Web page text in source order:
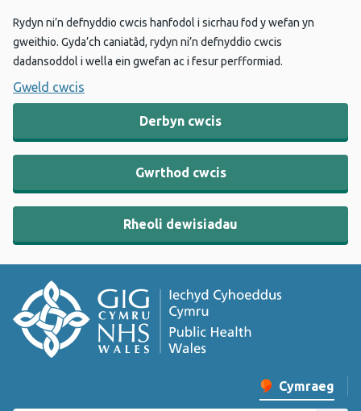
Rydyn ni’n defnyddio cwcis hanfodol i sicrhau fod y wefan yn
gweithio. Gyda’ch caniatâd, rydyn ni’n defnyddio cwcis
dadansoddol i wella ein gwefan ac i fesur perfformiad.
Gweld cwcis
Derbyn cwcis
Gwrthod cwcis
Rheoli dewisiadau
Newid iaith y
Cymraeg